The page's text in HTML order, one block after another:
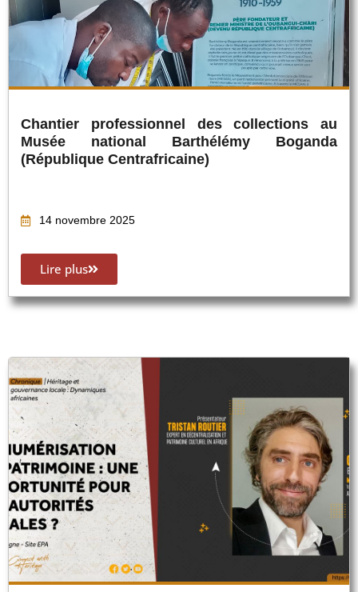
Chantier professionnel des collections au
Musée national Barthélémy Boganda
(République Centrafricaine)
14 novembre 2025
Lire plus